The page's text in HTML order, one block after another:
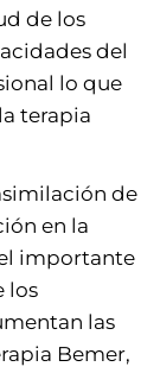
de los
del
lo que
terapia
de
en la
importante
los
las
Bemer,